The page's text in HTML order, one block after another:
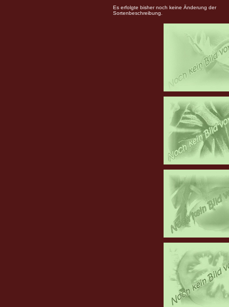
Es erfolgte bisher noch keine Änderung der
Sortenbeschreibung.